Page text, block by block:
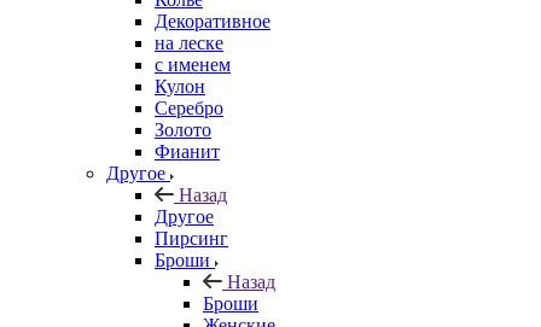
Декоративное
на леске
с именем
Кулон
Серебро
Золото
Фианит
Другое
Назад
Другое
Пирсинг
Броши
Назад
Броши